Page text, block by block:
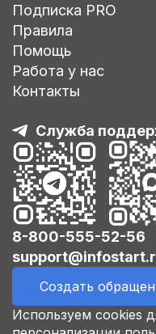
Подписка PRO
Правила
Помощь
Работа у нас
Контакты
Служба
8-800-555-52-56
Создать
Используем cookies